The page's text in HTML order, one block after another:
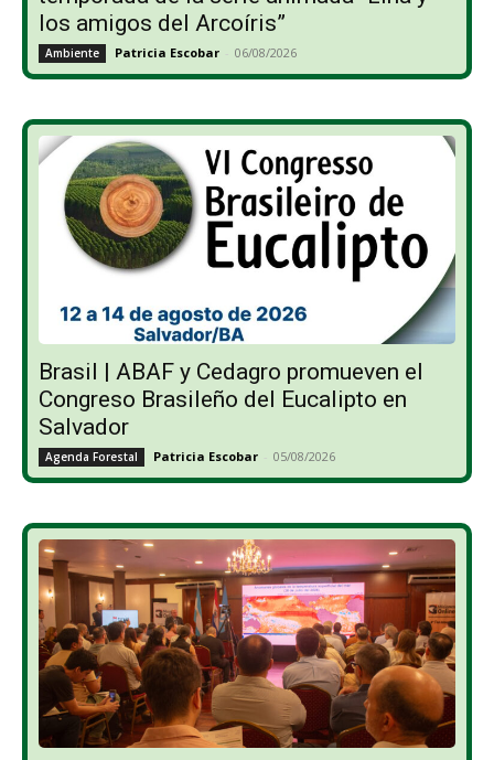
los amigos del Arcoíris”
Ambiente Patricia Escobar - 06/08/2026
Brasil | ABAF y Cedagro promueven el
Congreso Brasileño del Eucalipto en
Salvador
Agenda Forestal Patricia Escobar - 05/08/2026